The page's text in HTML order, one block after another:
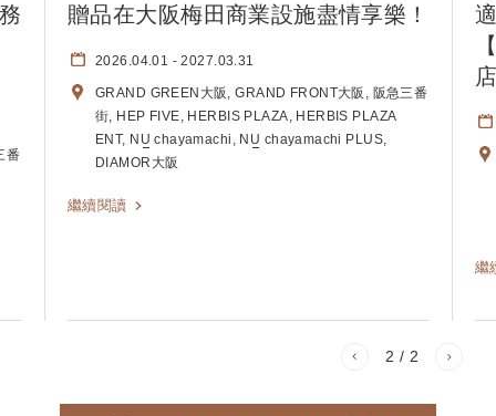
番
贈品在大阪梅田商業設施盡情享樂！
2026.04.01 - 2027.03.31
GRAND GREEN大阪 GRAND FRONT大阪
阪急三番
街 HEP FIVE HERBIS PLAZA HERBIS PLAZA
ENT NU chayamachi NU chayamachi PLUS
DIAMOR大阪
繼續閱讀
繼
2 / 2